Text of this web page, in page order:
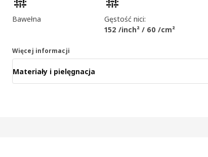
Bawełna
Gęstość nici:
152 /inch² / 60 /cm²
Więcej informacji
Materiały i pielęgnacja